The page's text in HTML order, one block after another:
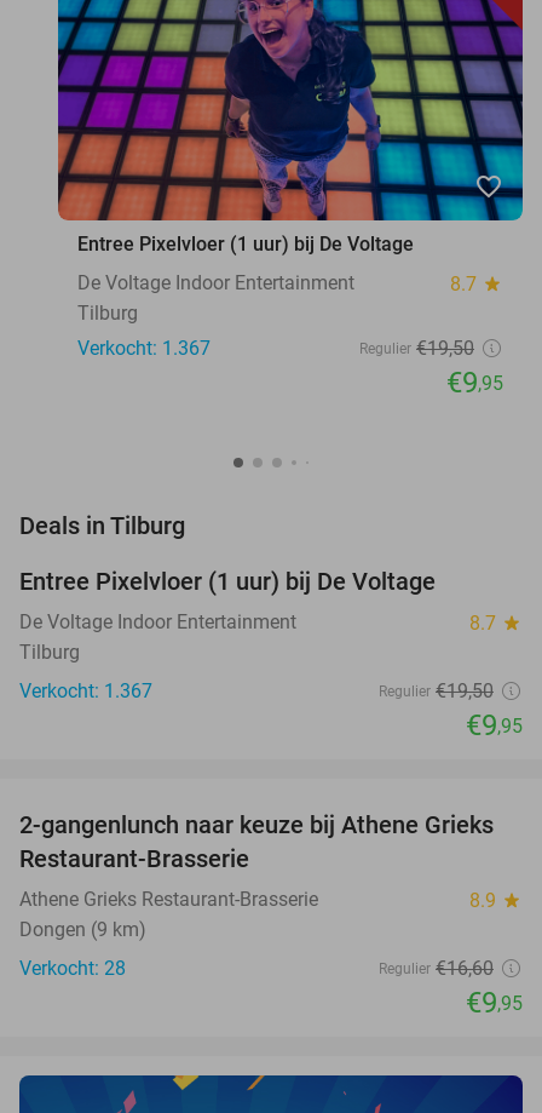
favorite_border
Entree Pixelvloer (1 uur) bij De Voltage
De Voltage Indoor Entertainment
8.7 star
Tilburg
Verkocht: 1.367
Regulier €19,50
€9,95
Deals in Tilburg
Entree Pixelvloer (1 uur) bij De Voltage
De Voltage Indoor Entertainment 8.7 star
Tilburg
Verkocht: 1.367
Regulier €19,50
€9,95
40%
NEW
TODAY
2-gangenlunch naar keuze bij Athene Grieks
Restaurant-Brasserie
Athene Grieks Restaurant-Brasserie 8.9 star
Dongen (9 km)
Verkocht: 28
Regulier €16,60
€9,95